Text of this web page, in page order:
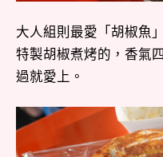
大人組則最愛「胡椒魚
特製胡椒煮烤的，香氣
過就愛上。